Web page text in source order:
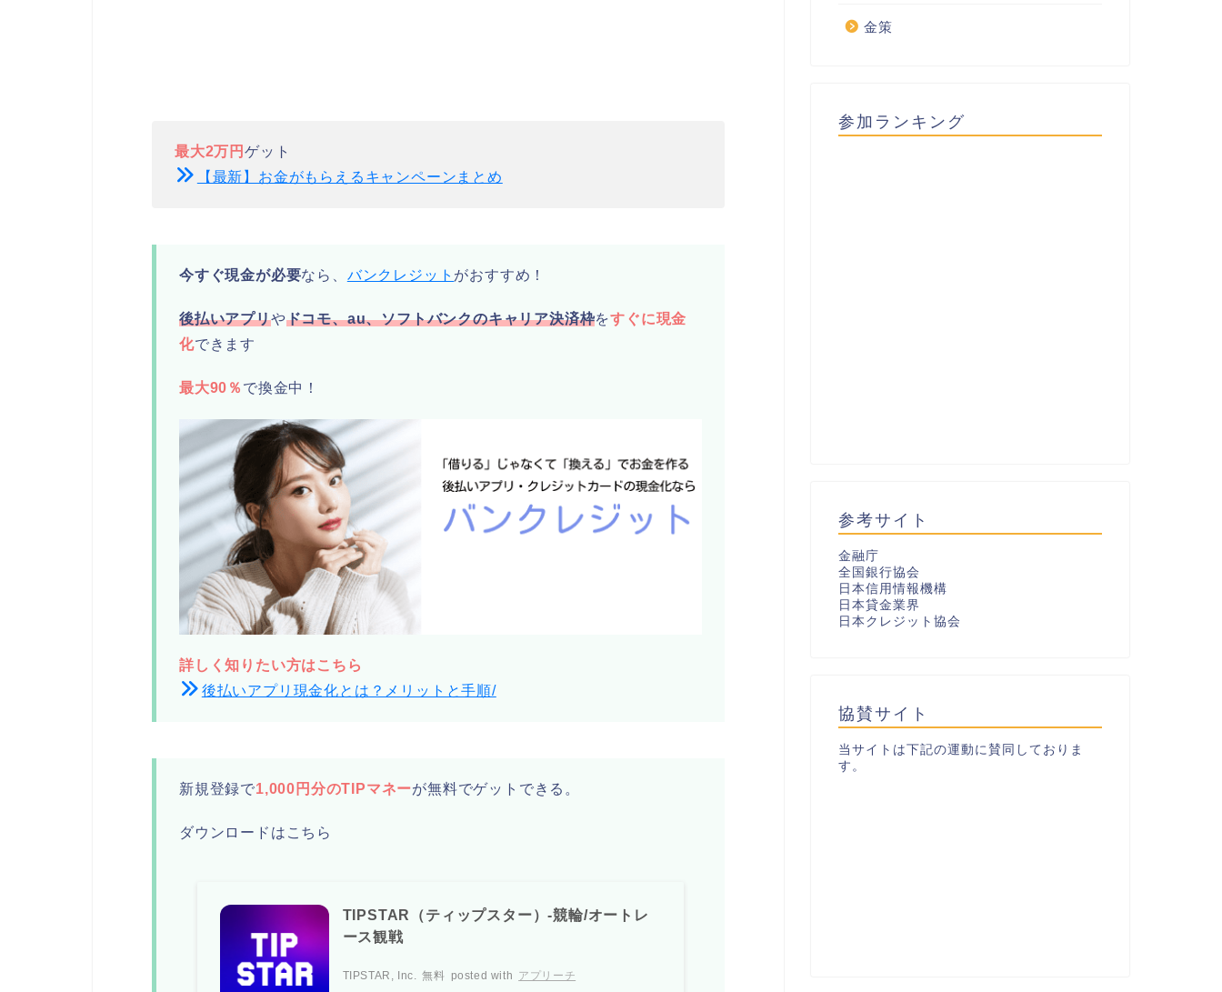
最大2万円 ゲット
【最新】お金がもらえるキャンペーンまとめ
今すぐ現金が必要なら、 バンクレジット がおすすめ！
後払いアプリやドコモ、au、ソフトバンクのキャリア決済枠をすぐに現金
化できます
最大90％ で換金中！
詳しく知りたい方はこちら
後払いアプリ現金化とは？メリットと手順/
新規登録で1,000円分のTIPマネーが無料でゲットできる。
ダウンロードはこちら
TIPSTAR（ティップスター）-競輪/オートレ
ース観戦
TIPSTAR, Inc. 無料 posted with アプリーチ
金策
参加ランキング
参考サイト
金融庁
全国銀行協会
日本信用情報機構
日本貸金業界
日本クレジット協会
協賛サイト
当サイトは下記の運動に賛同しておりま
す。